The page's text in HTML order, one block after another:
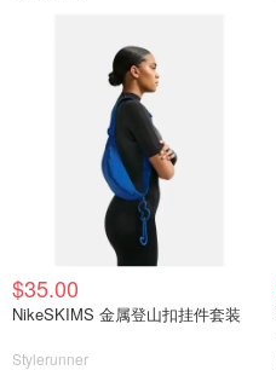
$35.00
NikeSKIMS 金属登山扣挂件套装
Stylerunner